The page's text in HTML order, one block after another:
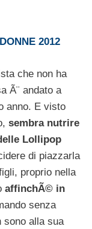
2012
che non ha
Ã¨ andato a
anno. E visto
sembra nutrire
Lollipop
di piazzarla
proprio nella
affinchÃ© in
senza
sono alla sua